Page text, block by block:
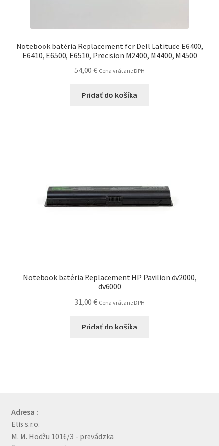
Notebook batéria Replacement for Dell Latitude E6400,
E6410, E6500, E6510, Precision M2400, M4400, M4500
54,00 € Cena vrátane DPH
Pridať do košíka
Notebook batéria Replacement HP Pavilion dv2000,
dv6000
31,00 € Cena vrátane DPH
Pridať do košíka
Adresa :
Elis s.r.o.
M. M. Hodžu 1016/3 - prevádzka